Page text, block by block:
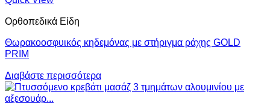
Ορθοπεδικά Είδη
Θωρακοοσφυικός κηδεμόνας με στήριγμα ράχης GOLD
PRIM
Διαβάστε περισσότερα